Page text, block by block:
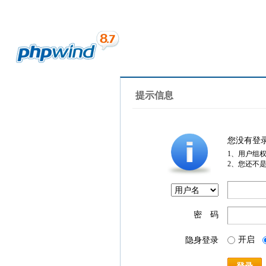
提示信息
您没有登
1、用户组
2、您还不
密 码
隐身登录 开启